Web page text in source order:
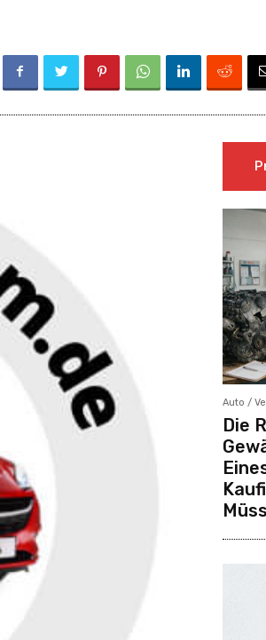
Auto /
Die